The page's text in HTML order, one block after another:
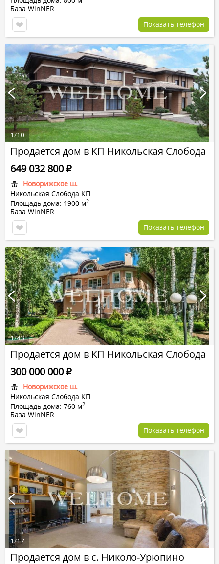
База WinNER
Показать телефон
Продается дом в КП Никольская Слобода
Новорижское ш.
Никольская Слобода КП
Площадь дома: 1900 м2
649 032 800Р
База WinNER
Показать телефон
1/10
Продается дом в КП Никольская Слобода
Новорижское ш.
Никольская Слобода КП
Площадь дома: 760 м2
300 000 000Р
База WinNER
Показать телефон
1/43
Продается дом в с. Николо-Урюпино
1/17